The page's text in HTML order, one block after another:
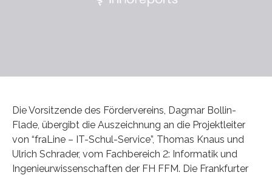
Die Vorsitzende des Fördervereins, Dagmar Bollin-
Flade, übergibt die Auszeichnung an die Projektleiter
von “fraLine – IT-Schul-Service”, Thomas Knaus und
Ulrich Schrader, vom Fachbereich 2: Informatik und
Ingenieurwissenschaften der FH FFM. Die Frankfurter